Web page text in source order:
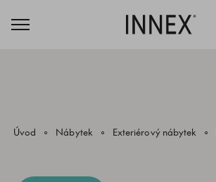
Úvod Nábytek Exteriérový nábytek